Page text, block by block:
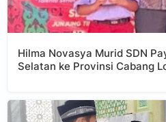
Hilma Novasya Murid SDN
Selatan ke Provinsi Cabang